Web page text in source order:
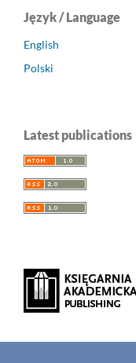
Język / Language
English
Polski
Latest publications